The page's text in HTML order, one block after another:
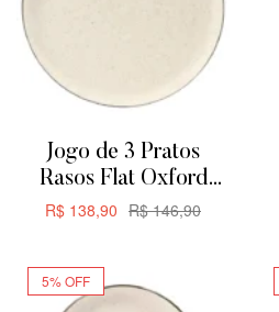
Jogo de 3 Pratos
Rasos Flat Oxford
Duna 26cm
R$146,90
R$ 138,90
5% OFF